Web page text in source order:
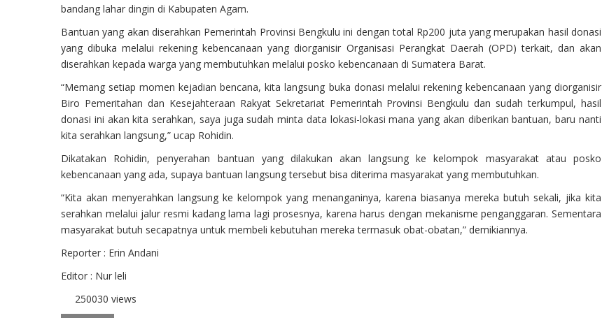
bandang lahar dingin di Kabupaten Agam.
Bantuan yang akan diserahkan Pemerintah Provinsi Bengkulu ini dengan total Rp200 juta yang merupakan hasil donasi
yang dibuka melalui rekening kebencanaan yang diorganisir Organisasi Perangkat Daerah (OPD) terkait, dan akan
diserahkan kepada warga yang membutuhkan melalui posko kebencanaan di Sumatera Barat.
“Memang setiap momen kejadian bencana, kita langsung buka donasi melalui rekening kebencanaan yang diorganisir
Biro Pemeritahan dan Kesejahteraan Rakyat Sekretariat Pemerintah Provinsi Bengkulu dan sudah terkumpul, hasil
donasi ini akan kita serahkan, saya juga sudah minta data lokasi-lokasi mana yang akan diberikan bantuan, baru nanti
kita serahkan langsung,” ucap Rohidin.
Dikatakan Rohidin, penyerahan bantuan yang dilakukan akan langsung ke kelompok masyarakat atau posko
kebencanaan yang ada, supaya bantuan langsung tersebut bisa diterima masyarakat yang membutuhkan.
“Kita akan menyerahkan langsung ke kelompok yang menanganinya, karena biasanya mereka butuh sekali, jika kita
serahkan melalui jalur resmi kadang lama lagi prosesnya, karena harus dengan mekanisme penganggaran. Sementara
masyarakat butuh secapatnya untuk membeli kebutuhan mereka termasuk obat-obatan,” demikiannya.
Reporter : Erin Andani
Editor : Nur leli
250030 views